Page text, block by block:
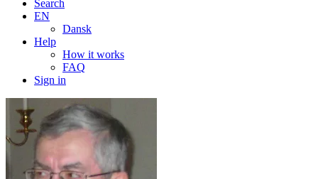
Search
EN
Dansk
Help
How it works
FAQ
Sign in